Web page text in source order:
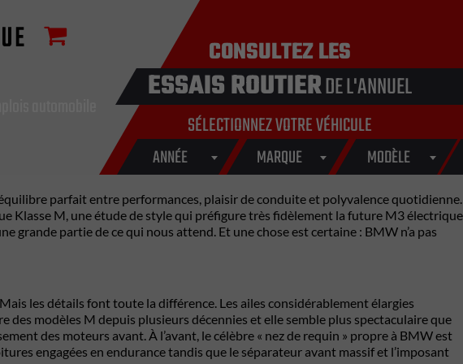
CONSULTEZ LES
ESSAIS ROUTIERDE L'ANNUEL
SÉLECTIONNEZ VOTRE VÉHICULE
ANNÉE MARQUE MODÈLE
parfait entre performances, plaisir de conduite et polyvalence quotidienne.
Klasse M, une étude de style qui préfigure très fidèlement la future M3 électrique
partie de ce qui nous attend. Et une chose est certaine : BMW n’a pas
les détails font toute la différence. Les ailes considérablement élargies
modèles M depuis plusieurs décennies et elle semble plus spectaculaire que
des moteurs avant. À l’avant, le célèbre « nez de requin » propre à BMW est
engagées en endurance tandis que le séparateur avant massif et l’imposant